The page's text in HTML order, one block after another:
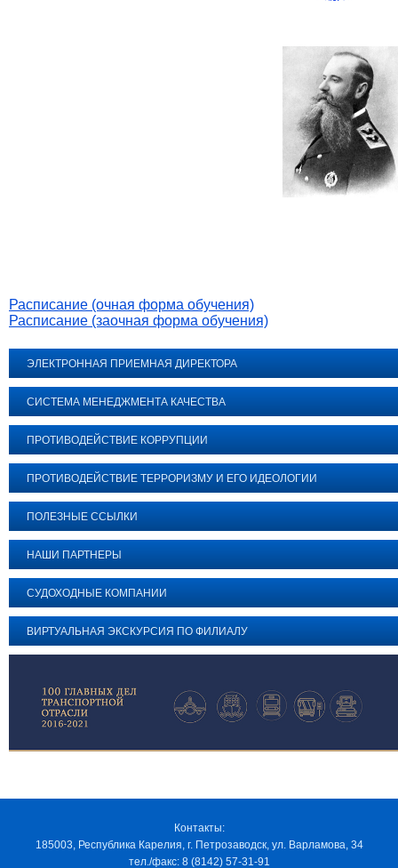
Расписание (очная форма обучения)
Расписание (заочная форма обучения)
ЭЛЕКТРОННАЯ ПРИЕМНАЯ ДИРЕКТОРА
СИСТЕМА МЕНЕДЖМЕНТА КАЧЕСТВА
ПРОТИВОДЕЙСТВИЕ КОРРУПЦИИ
ПРОТИВОДЕЙСТВИЕ ТЕРРОРИЗМУ И ЕГО ИДЕОЛОГИИ
ПОЛЕЗНЫЕ ССЫЛКИ
НАШИ ПАРТНЕРЫ
СУДОХОДНЫЕ КОМПАНИИ
ВИРТУАЛЬНАЯ ЭКСКУРСИЯ ПО ФИЛИАЛУ
Контакты:
185003, Республика Карелия, г. Петрозаводск, ул. Варламова, 34
тел./факс: 8 (8142) 57-31-91